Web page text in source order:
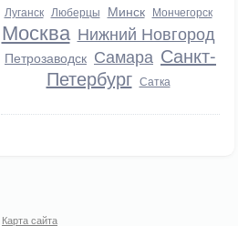
Луганск Люберцы Минск Мончегорск
Москва Нижний Новгород
Петрозаводск Самара Санкт-
Петербург Сатка
Карта сайта